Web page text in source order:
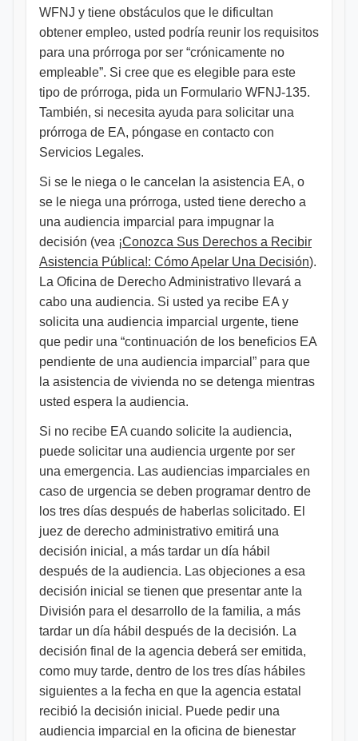
WFNJ y tiene obstáculos que le dificultan
obtener empleo, usted podría reunir los requisitos
para una prórroga por ser “crónicamente no
empleable”. Si cree que es elegible para este
tipo de prórroga, pida un Formulario WFNJ-135.
También, si necesita ayuda para solicitar una
prórroga de EA, póngase en contacto con
Servicios Legales.
Si se le niega o le cancelan la asistencia EA, o
se le niega una prórroga, usted tiene derecho a
una audiencia imparcial para impugnar la
decisión (vea ¡Conozca Sus Derechos a Recibir
Asistencia Pública!: Cómo Apelar Una Decisión).
La Oficina de Derecho Administrativo llevará a
cabo una audiencia. Si usted ya recibe EA y
solicita una audiencia imparcial urgente, tiene
que pedir una “continuación de los beneficios EA
pendiente de una audiencia imparcial” para que
la asistencia de vivienda no se detenga mientras
usted espera la audiencia.
Si no recibe EA cuando solicite la audiencia,
puede solicitar una audiencia urgente por ser
una emergencia. Las audiencias imparciales en
caso de urgencia se deben programar dentro de
los tres días después de haberlas solicitado. El
juez de derecho administrativo emitirá una
decisión inicial, a más tardar un día hábil
después de la audiencia. Las objeciones a esa
decisión inicial se tienen que presentar ante la
División para el desarrollo de la familia, a más
tardar un día hábil después de la decisión. La
decisión final de la agencia deberá ser emitida,
como muy tarde, dentro de los tres días hábiles
siguientes a la fecha en que la agencia estatal
recibió la decisión inicial. Puede pedir una
audiencia imparcial en la oficina de bienestar